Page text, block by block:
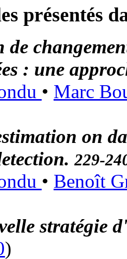
présentés
de
: une
• Marc
on
229-
• Benoît
stratégie
)